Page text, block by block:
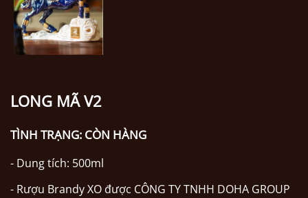
LONG MÃ V2
TÌNH TRẠNG: CÒN HÀNG
- Dung tích: 500ml
- Rượu Brandy XO được CÔNG TY TNHH DOHA GROUP